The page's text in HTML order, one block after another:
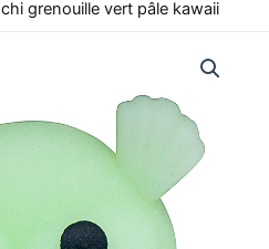
grenouille vert pâle kawaii